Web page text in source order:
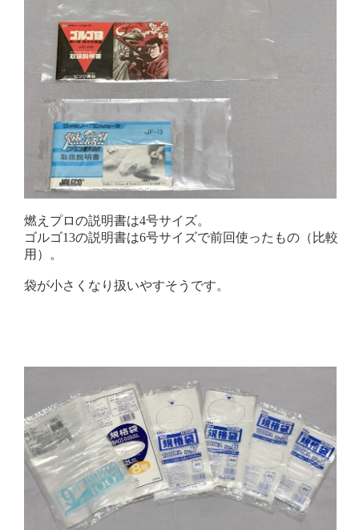
燃えプロの説明書は4号サイズ。
ゴルゴ13の説明書は6号サイズで前回使ったもの（比較
用）。
袋が小さくなり扱いやすそうです。